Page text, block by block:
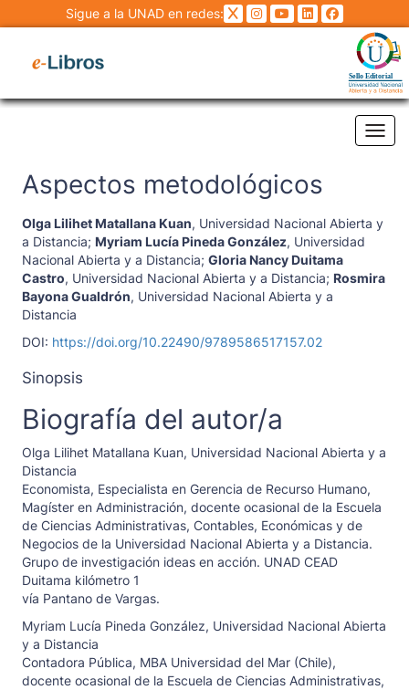
Sigue a la UNAD en redes:
Aspectos metodológicos
Olga Lilihet Matallana Kuan, Universidad Nacional Abierta y
a Distancia; Myriam Lucía Pineda González, Universidad
Nacional Abierta y a Distancia; Gloria Nancy Duitama
Castro, Universidad Nacional Abierta y a Distancia; Rosmira
Bayona Gualdrón, Universidad Nacional Abierta y a
Distancia
DOI: https://doi.org/10.22490/9789586517157.02
Sinopsis
Biografía del autor/a
Olga Lilihet Matallana Kuan, Universidad Nacional Abierta y a
Distancia
Economista, Especialista en Gerencia de Recurso Humano,
Magíster en Administración, docente ocasional de la Escuela
de Ciencias Administrativas, Contables, Económicas y de
Negocios de la Universidad Nacional Abierta y a Distancia.
Grupo de investigación ideas en acción. UNAD CEAD
Duitama kilómetro 1
vía Pantano de Vargas.
Myriam Lucía Pineda González, Universidad Nacional Abierta
y a Distancia
Contadora Pública, MBA Universidad del Mar (Chile),
docente ocasional de la Escuela de Ciencias Administrativas,